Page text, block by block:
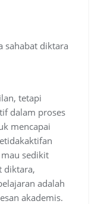
sahabat diktara
tetapi
dalam proses
mencapai
sedikit
diktara,
adalah
akademis.